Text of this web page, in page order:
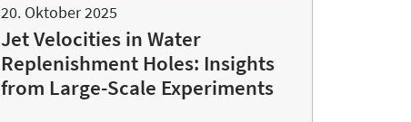
20. Oktober 2025
Jet Velocities in Water
Replenishment Holes: Insights
from Large-Scale Experiments